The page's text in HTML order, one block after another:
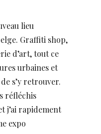
lieu
Graffiti shop,
d’art, tout ce
urbaines et
s’y retrouver.
réfléchis
j’ai rapidement
expo